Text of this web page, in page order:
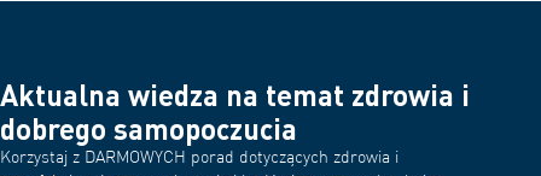
Aktualna wiedza na temat zdrowia i
dobrego samopoczucia
Korzystaj z DARMOWYCH porad dotyczących zdrowia i